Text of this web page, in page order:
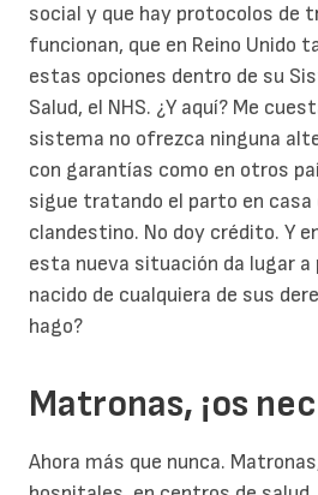
social y que hay protocolos de
funcionan, que en Reino Unido
estas opciones dentro de su
Salud, el NHS. ¿Y aquí? Me
sistema no ofrezca ninguna
con garantías como en otros
sigue tratando el parto en
clandestino. No doy crédito. Y
esta nueva situación da lugar a
nacido de cualquiera de sus
hago?
Matronas, ¡os
Ahora más que nunca.